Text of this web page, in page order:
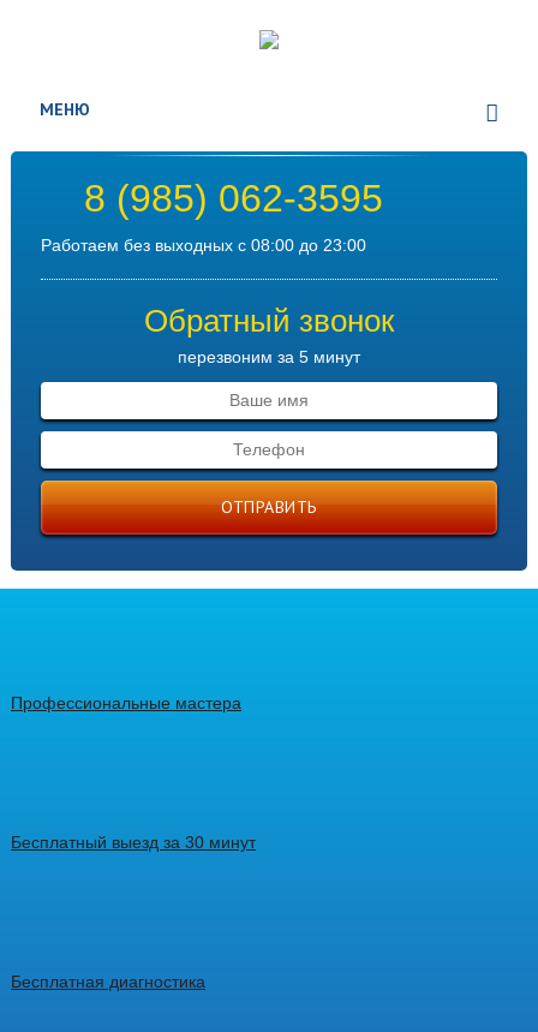
МЕНЮ
8 (985) 062-3595
Работаем без выходных с 08:00 до 23:00
Обратный звонок
перезвоним за 5 минут
ОТПРАВИТЬ
Профессиональные мастера
Бесплатный выезд за 30 минут
Бесплатная диагностика